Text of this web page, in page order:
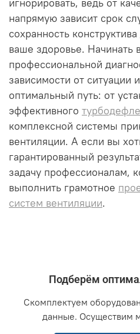
игнорировать, ведь от
напрямую зависит срок
сохранность
ваше здоровье. Начинать
профессиональной
зависимости от ситуации
оптимальный путь: от
эффективного
комплексной системы
вентиляции. А если вы
гарантированный
задачу профессионалам,
выполнить грамотное
систем вентиляции.
Подберём
Скомплектуем
данные. Осуществим